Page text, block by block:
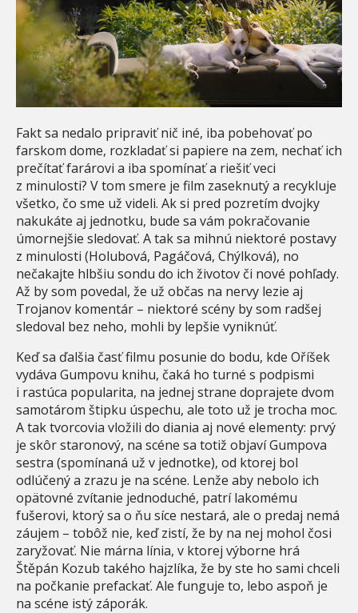
Fakt sa nedalo pripraviť nič iné, iba pobehovať po
farskom dome, rozkladať si papiere na zem, nechať ich
prečítať farárovi a iba spomínať a riešiť veci
z minulosti? V tom smere je film zaseknutý a recykluje
všetko, čo sme už videli. Ak si pred pozretím dvojky
nakukáte aj jednotku, bude sa vám pokračovanie
úmornejšie sledovať. A tak sa mihnú niektoré postavy
z minulosti (Holubová, Pagáčová, Chýlková), no
nečakajte hlbšiu sondu do ich životov či nové pohľady.
Až by som povedal, že už občas na nervy lezie aj
Trojanov komentár – niektoré scény by som radšej
sledoval bez neho, mohli by lepšie vyniknúť.
Keď sa ďalšia časť filmu posunie do bodu, kde Oříšek
vydáva Gumpovu knihu, čaká ho turné s podpismi
i rastúca popularita, na jednej strane doprajete dvom
samotárom štipku úspechu, ale toto už je trocha moc.
A tak tvorcovia vložili do diania aj nové elementy: prvý
je skôr staronový, na scéne sa totiž objaví Gumpova
sestra (spomínaná už v jednotke), od ktorej bol
odlúčený a zrazu je na scéne. Lenže aby nebolo ich
opätovné zvítanie jednoduché, patrí lakomému
fušerovi, ktorý sa o ňu síce nestará, ale o predaj nemá
záujem – tobôž nie, keď zistí, že by na nej mohol čosi
zaryžovať. Nie márna línia, v ktorej výborne hrá
Štěpán Kozub takého hajzlíka, že by ste ho sami chceli
na počkanie prefackať. Ale funguje to, lebo aspoň je
na scéne istý záporák.